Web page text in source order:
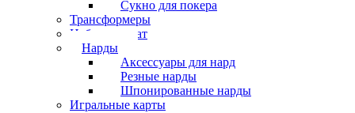
Сукно для покера
Трансформеры
Набор шахмат
Нарды
Аксессуары для нард
Резные нарды
Шпонированные нарды
Игральные карты